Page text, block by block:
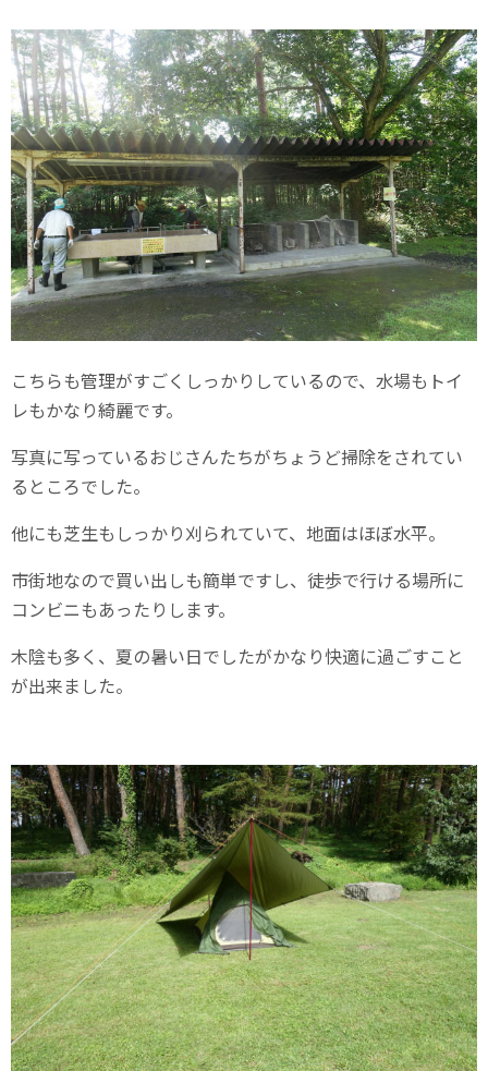
こちらも管理がすごくしっかりしているので、水場もトイ
レもかなり綺麗です。
写真に写っているおじさんたちがちょうど掃除をされてい
るところでした。
他にも芝生もしっかり刈られていて、地面はほぼ水平。
市街地なので買い出しも簡単ですし、徒歩で行ける場所に
コンビニもあったりします。
木陰も多く、夏の暑い日でしたがかなり快適に過ごすこと
が出来ました。